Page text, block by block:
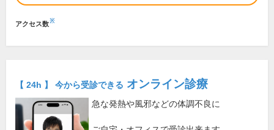
アクセス数※
【 24h 】 今から受診できる オンライン診療
急な発熱や風邪などの体調不良に